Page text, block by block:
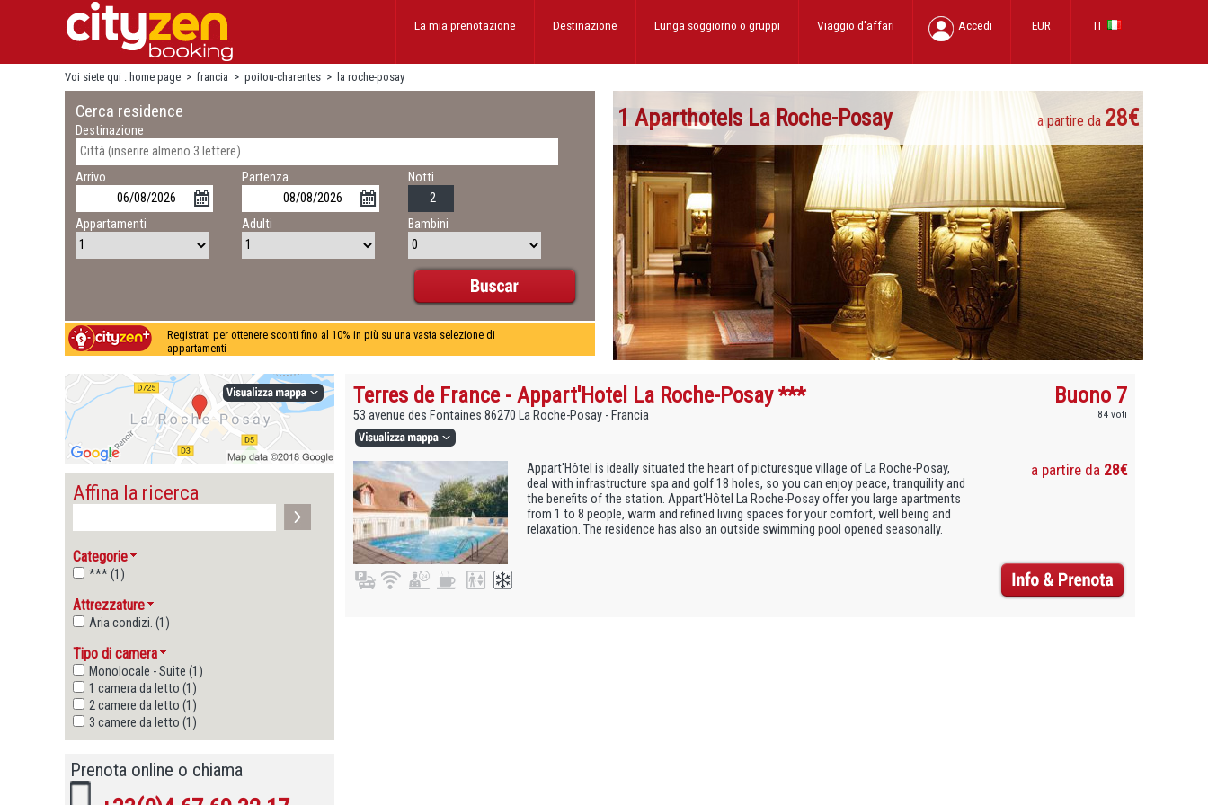
IT
EUR
Accedi
Viaggio d'affari
Lunga soggiorno o gruppi
Destinazione
La mia prenotazione
Voi siete qui : home page > francia > poitou-charentes > la roche-posay
Cerca residence
Destinazione
Arrivo Partenza Notti
Appartamenti Adulti Bambini
Registrati per ottenere sconti fino al 10% in più su una vasta selezione di
appartamenti
1 Aparthotels La Roche-Posay a partire da 28€
Affina la ricerca
Categorie
*** (1)
Attrezzature
Aria condizi. (1)
Tipo di camera
Monolocale - Suite (1)
1 camera da letto (1)
2 camere da letto (1)
3 camere da letto (1)
Prenota online o chiama
Terres de France - Appart'Hotel La Roche-Posay ***
53 avenue des Fontaines 86270 La Roche-Posay - Francia
Buono 7
84 voti
Appart'Hôtel is ideally situated the heart of picturesque village of La Roche-Posay,
deal with infrastructure spa and golf 18 holes, so you can enjoy peace, tranquility and
the benefits of the station. Appart'Hôtel La Roche-Posay offer you large apartments
from 1 to 8 people, warm and refined living spaces for your comfort, well being and
relaxation. The residence has also an outside swimming pool opened seasonally.
a partire da 28€